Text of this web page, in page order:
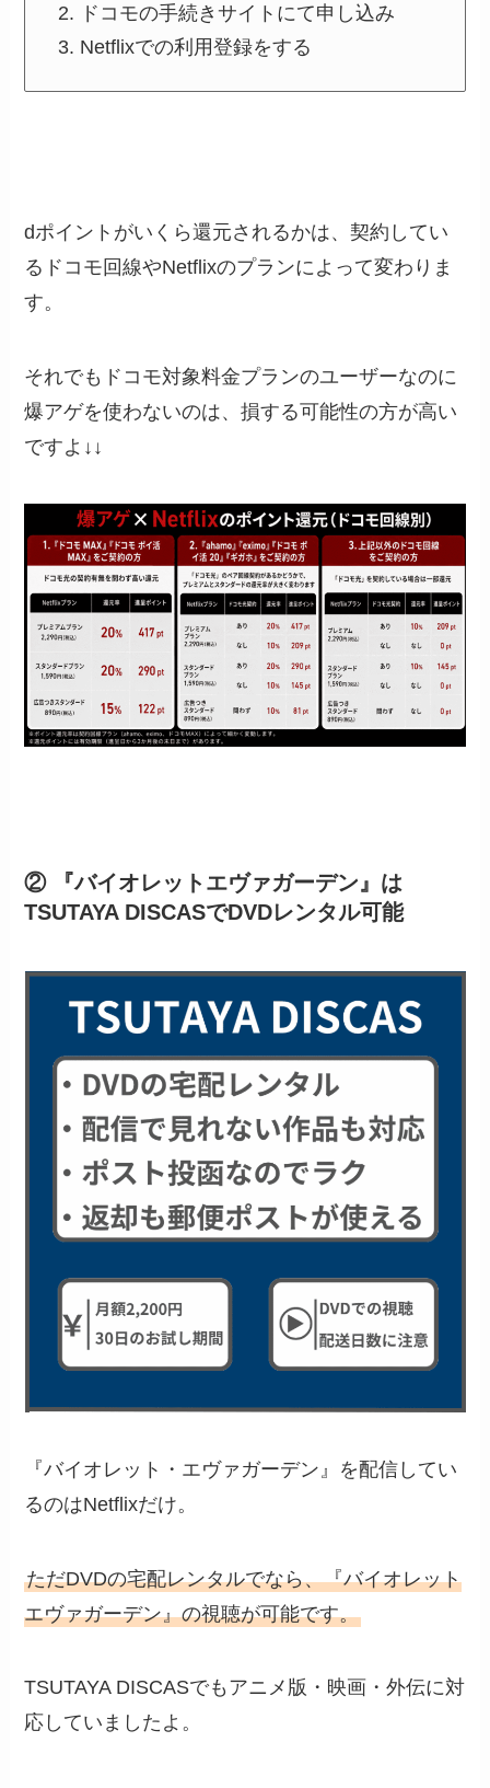
ドコモの手続きサイトにて申し込み
Netflixでの利用登録をする
dポイントがいくら還元されるかは、契約してい
るドコモ回線やNetflixのプランによって変わりま
す。
それでもドコモ対象料金プランのユーザーなのに
爆アゲを使わないのは、損する可能性の方が高い
ですよ↓↓
② 『バイオレットエヴァガーデン』は
TSUTAYA DISCASでDVDレンタル可能
『バイオレット・エヴァガーデン』を配信してい
るのはNetflixだけ。
ただDVDの宅配レンタルでなら、『バイオレット
エヴァガーデン』の視聴が可能です。
TSUTAYA DISCASでもアニメ版・映画・外伝に対
応していましたよ。